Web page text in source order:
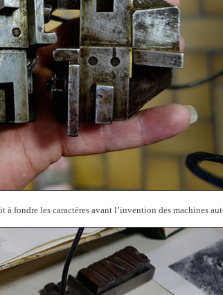
à fondre les caractères avant l’invention des machines